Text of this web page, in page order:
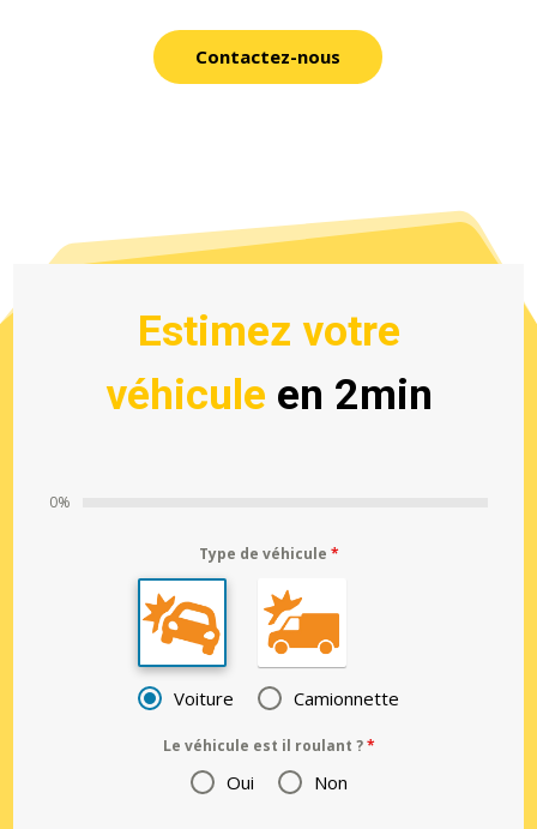
Contactez-nous
Estimez votre
véhicule en 2min
0%
Type de véhicule *
Voiture Camionnette
Le véhicule est il roulant ?*
Oui Non